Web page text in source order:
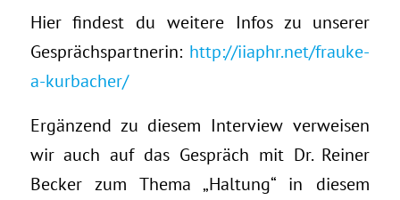
Hier findest du weitere Infos zu unserer
Gesprächspartnerin: http://iiaphr.net/frauke-
a-kurbacher/
Ergänzend zu diesem Interview verweisen
wir auch auf das Gespräch mit Dr. Reiner
Becker zum Thema „Haltung“ in diesem